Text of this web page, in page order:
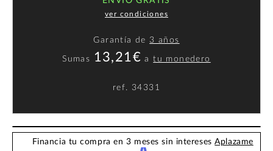
ver condiciones
Garantía de 3 años
Sumas 13,21€ atu monedero
ref. 34331
Financia tu compra en 3 meses sin interesesAplazame